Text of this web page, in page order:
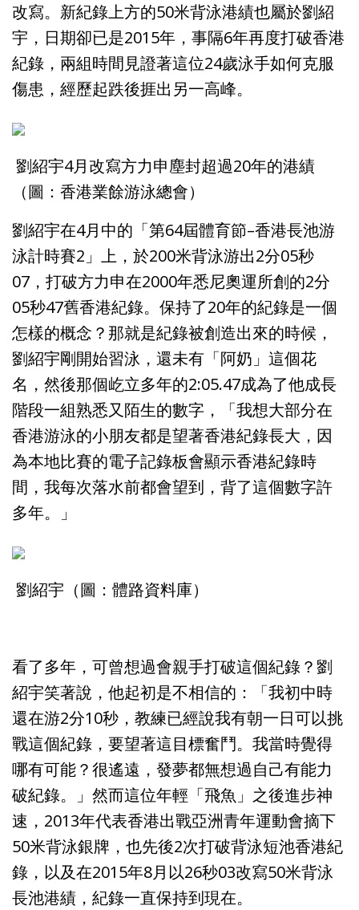
改寫。新紀錄上方的50米背泳港績也屬於劉紹
宇，日期卻已是2015年，事隔6年再度打破香港
紀錄，兩組時間見證著這位24歲泳手如何克服
傷患，經歷起跌後捱出另一高峰。
劉紹宇4月改寫方力申塵封超過20年的港績
（圖：香港業餘游泳總會）
劉紹宇在4月中的「第64屆體育節–香港長池游
泳計時賽2」上，於200米背泳游出2分05秒
07，打破方力申在2000年悉尼奧運所創的2分
05秒47舊香港紀錄。保持了20年的紀錄是一個
怎樣的概念？那就是紀錄被創造出來的時候，
劉紹宇剛開始習泳，還未有「阿奶」這個花
名，然後那個屹立多年的2:05.47成為了他成長
階段一組熟悉又陌生的數字，「我想大部分在
香港游泳的小朋友都是望著香港紀錄長大，因
為本地比賽的電子記錄板會顯示香港紀錄時
間，我每次落水前都會望到，背了這個數字許
多年。」
劉紹宇（圖：體路資料庫）
看了多年，可曾想過會親手打破這個紀錄？劉
紹宇笑著說，他起初是不相信的：「我初中時
還在游2分10秒，教練已經說我有朝一日可以挑
戰這個紀錄，要望著這目標奮鬥。我當時覺得
哪有可能？很遙遠，發夢都無想過自己有能力
破紀錄。」然而這位年輕「飛魚」之後進步神
速，2013年代表香港出戰亞洲青年運動會摘下
50米背泳銀牌，也先後2次打破背泳短池香港紀
錄，以及在2015年8月以26秒03改寫50米背泳
長池港績，紀錄一直保持到現在。